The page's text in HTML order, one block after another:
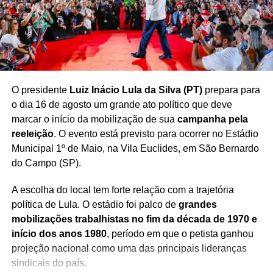
O presidente Luiz Inácio Lula da Silva (PT)prepara para
o dia 16 de agosto um grande ato político que deve
marcar o início da mobilização de sua campanha pela
reeleição. O evento está previsto para ocorrer no Estádio
Municipal 1º de Maio, na Vila Euclides, em São Bernardo
do Campo (SP).
A escolha do local tem forte relação com a trajetória
política de Lula. O estádio foi palco de grandes
mobilizações trabalhistas no fim da década de 1970 e
início dos anos 1980, período em que o petista ganhou
projeção nacional como uma das principais lideranças
sindicais do país.